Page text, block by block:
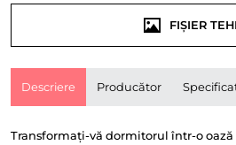
FIȘIER
Descriere Producător
Transformați-vă dormitorul într-o oază